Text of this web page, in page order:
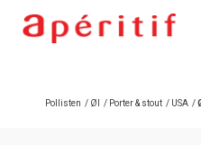
Pollisten / Øl / Porter & stout / USA /